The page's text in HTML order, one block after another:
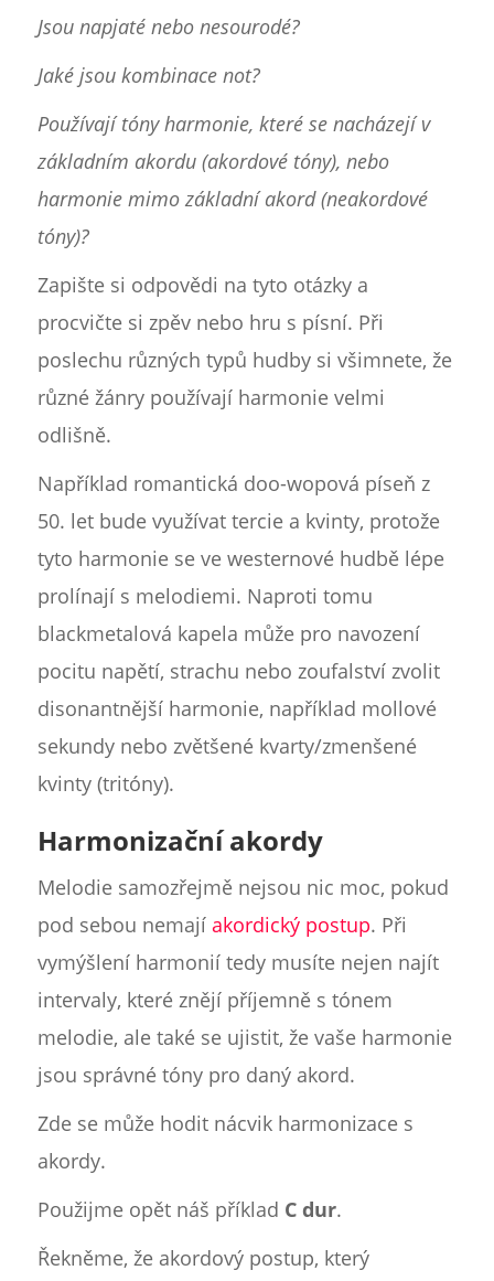
Jsou napjaté nebo nesourodé?
Jaké jsou kombinace not?
Používají tóny harmonie, které se nacházejí v
základním akordu (akordové tóny), nebo
harmonie mimo základní akord (neakordové
tóny)?
Zapište si odpovědi na tyto otázky a
procvičte si zpěv nebo hru s písní. Při
poslechu různých typů hudby si všimnete, že
různé žánry používají harmonie velmi
odlišně.
Například romantická doo-wopová píseň z
50. let bude využívat tercie a kvinty, protože
tyto harmonie se ve westernové hudbě lépe
prolínají s melodiemi. Naproti tomu
blackmetalová kapela může pro navození
pocitu napětí, strachu nebo zoufalství zvolit
disonantnější harmonie, například mollové
sekundy nebo zvětšené kvarty/zmenšené
kvinty (tritóny).
Harmonizační akordy
Melodie samozřejmě nejsou nic moc, pokud
pod sebou nemají akordický postup. Při
vymýšlení harmonií tedy musíte nejen najít
intervaly, které znějí příjemně s tónem
melodie, ale také se ujistit, že vaše harmonie
jsou správné tóny pro daný akord.
Zde se může hodit nácvik harmonizace s
akordy.
Použijme opět náš příklad C dur.
Řekněme, že akordový postup, který